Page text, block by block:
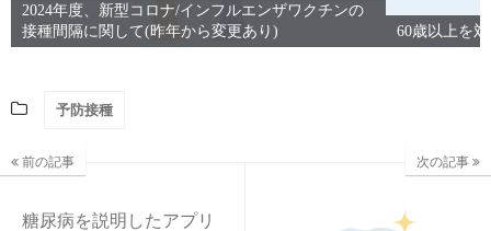
2024年度、新型コロナ/インフルエンザワクチンの
接種間隔に関して(昨年から変更あり)
60歳以上を
予防接種
前の記事
糖尿病を説明したアプリ
次の記事